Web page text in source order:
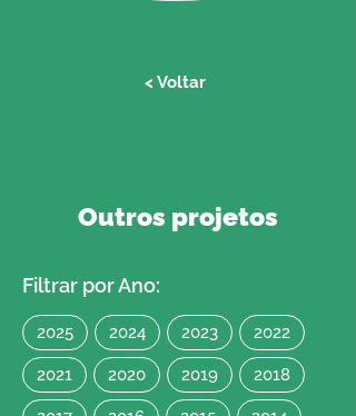
< Voltar
Outros projetos
Filtrar por Ano:
2025 2024 2023 2022
2021 2020 2019 2018